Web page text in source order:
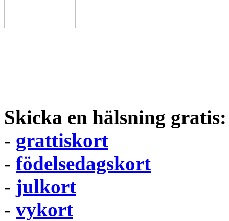
Skicka en hälsning gratis:
- grattiskort
- födelsedagskort
- julkort
- vykort